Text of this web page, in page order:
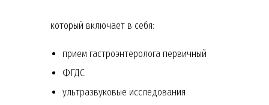
который включает в себя:
прием гастроэнтеролога первичный
ФГДС
ультразвуковые исследования